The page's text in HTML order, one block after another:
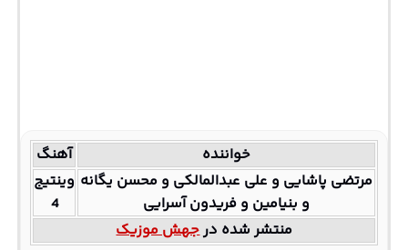
خواننده
آهنگ
مرتضی پاشایی و علی عبدالمالکی و محسن یگانه
و بنیامین و فریدون آسرایی
وینتیج
4
منتشر شده درجهش موزیک